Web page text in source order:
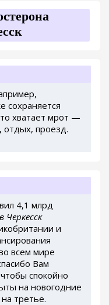
сохраняется
хватает мрот —
отдых, проезд.
4,1 млрд
Черкесск
и
всем мире
Вам
спокойно
на новогодние
третье.